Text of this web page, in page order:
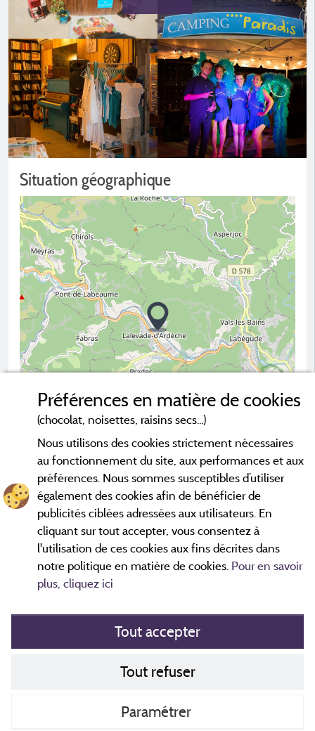
Situation géographique
2 km © OpenStreetMap contributors
Contacter le camping
Politique de cookies
Préférences en matière de cookies
(chocolat, noisettes, raisins secs...)
Nous utilisons des cookies strictement nécessaires
au fonctionnement du site, aux performances et aux
préférences. Nous sommes susceptibles d’utiliser
également des cookies afin de bénéficier de
publicités ciblées adressées aux utilisateurs. En
cliquant sur tout accepter, vous consentez à
l'utilisation de ces cookies aux fins décrites dans
notre politique en matière de cookies. Pour en savoir
plus, cliquez ici
Tout accepter
Tout refuser
Paramétrer